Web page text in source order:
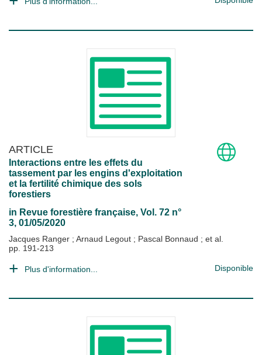
ARTICLE
Interactions entre les effets du
tassement par les engins d'exploitation
et la fertilité chimique des sols
forestiers
in Revue forestière française, Vol. 72 n°
3, 01/05/2020
Jacques Ranger ; Arnaud Legout ; Pascal Bonnaud ; et al.
pp. 191-213
Plus d'information... Disponible